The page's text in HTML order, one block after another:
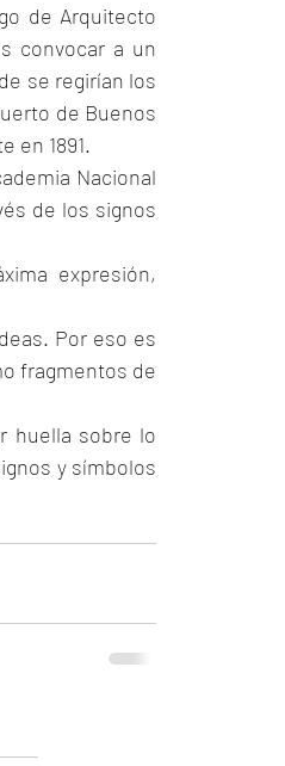
de Arquitecto
convocar a un
se regirían los
de Buenos
en 1891.
Nacional
de los signos
expresión,
Por eso es
fragmentos de
huella sobre lo
y símbolos